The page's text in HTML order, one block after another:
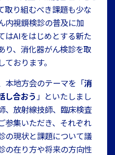
取り組むべき課題も少な
内視鏡検診の普及に加
はAIをはじめとする新た
り、消化器がん検診を取
おります。
本地方会のテーマを「消
し合おう」といたしまし
、放射線技師、臨床検査
参集いただき、それぞれ
の現状と課題について議
の在り方や将来の方向性